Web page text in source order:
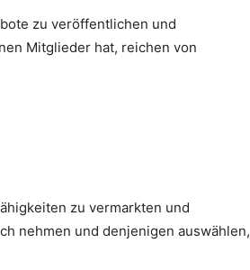
zu veröffentlichen und
Mitglieder hat, reichen von
zu vermarkten und
nehmen und denjenigen auswählen,